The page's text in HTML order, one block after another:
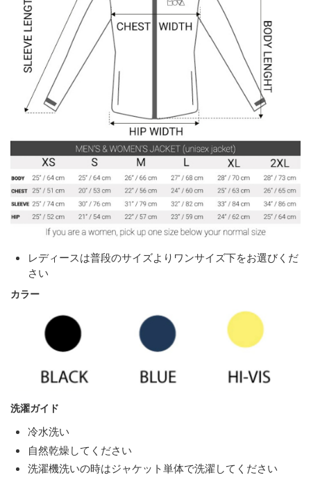
レディースは普段のサイズよりワンサイズ下をお選びくだ
さい
カラー
洗濯ガイド
冷水洗い
自然乾燥してください
洗濯機洗いの時はジャケット単体で洗濯してください